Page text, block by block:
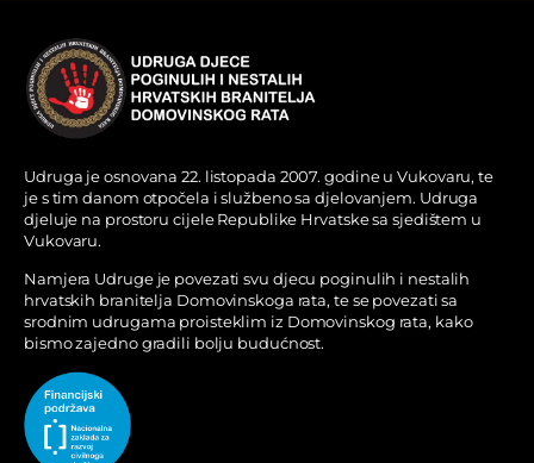
Udruga je osnovana 22. listopada 2007. godine u Vukovaru, te
je s tim danom otpočela i službeno sa djelovanjem. Udruga
djeluje na prostoru cijele Republike Hrvatske sa sjedištem u
Vukovaru.
Namjera Udruge je povezati svu djecu poginulih i nestalih
hrvatskih branitelja Domovinskoga rata, te se povezati sa
srodnim udrugama proisteklim iz Domovinskog rata, kako
bismo zajedno gradili bolju budućnost.